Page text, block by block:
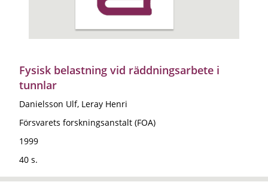
Fysisk belastning vid räddningsarbete i
tunnlar
Danielsson Ulf, Leray Henri
Försvarets forskningsanstalt (FOA)
1999
40 s.